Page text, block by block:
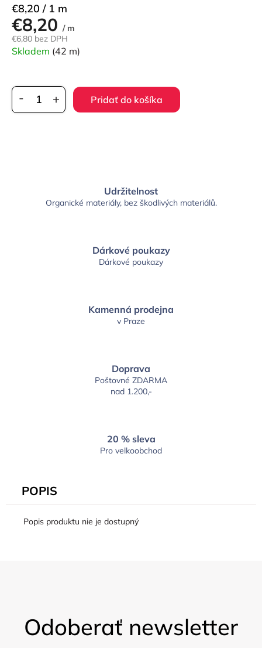
€8,20 / m
€6,80 bez DPH
Jednotková
cena:
€8,20 / 1 m
Skladem (42 m)
Pridať do košíka
Udržitelnost
Organické materiály, bez škodlivých materiálů.
Dárkové poukazy
Dárkové poukazy
Kamenná prodejna
v Praze
Doprava
Poštovné ZDARMA
nad 1.200,-
20 % sleva
Pro velkoobchod
POPIS
Popis produktu nie je dostupný
Odoberať newsletter